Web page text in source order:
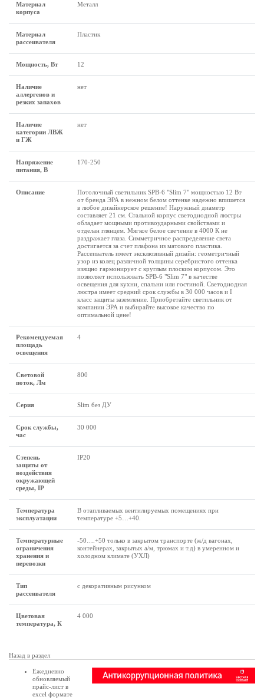
Материал
корпуса
Металл
Материал
рассеивателя
Пластик
Мощность, Вт 12
Наличие
аллергенов и
резких запахов
нет
Наличие
категории ЛВЖ
и ГЖ
нет
Напряжение
питания, В
170-250
Описание
Потолочный светильник SPB-6 "Slim 7" мощностью 12 Вт
от бренда ЭРА в нежном белом оттенке надежно впишется
в любое дизайнерское решение! Наружный диаметр
составляет 21 см. Стальной корпус светодиодной люстры
обладает мощными противоударными свойствами и
отделан глянцем. Мягкое белое свечение в 4000 К не
раздражает глаза. Симметричное распределение света
достигается за счет плафона из матового пластика.
Рассеиватель имеет эксклюзивный дизайн: геометричный
узор из колец различной толщины серебристого оттенка
изящно гармонирует с круглым плоским корпусом. Это
позволяет использовать SPB-6 "Slim 7" в качестве
освещения для кухни, спальни или гостиной. Светодиодная
люстра имеет средний срок службы в 30 000 часов и I
класс защиты заземление. Приобретайте светильник от
компании ЭРА и выбирайте высокое качество по
оптимальной цене!
Рекомендуемая
площадь
освещения
4
Световой
поток, Лм
800
Серия Slim без ДУ
Срок службы,
час
30 000
Степень
защиты от
воздействия
окружающей
среды, IP
IP20
Температура
эксплуатации
В отапливаемых вентилируемых помещениях при
температуре +5…+40.
Температурные
ограничения
хранения и
перевозки
-50….+50 только в закрытом транспорте (ж/д вагонах,
контейнерах, закрытых а/м, трюмах и т.д) в умеренном и
холодном климате (УХЛ)
Тип
рассеивателя
с декоративным рисунком
Цветовая
температура, К
4 000
Назад в раздел
Ежедневно
обновляемый
прайс-лист в
excel формате